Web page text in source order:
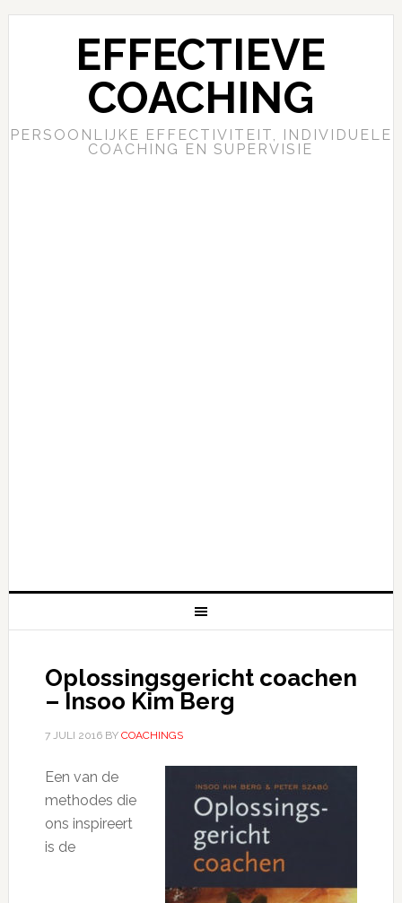
EFFECTIEVE
COACHING
PERSOONLIJKE EFFECTIVITEIT, INDIVIDUELE
COACHING EN SUPERVISIE
Oplossingsgericht coachen
– Insoo Kim Berg
7 JULI 2016BY COACHINGS
Een van de
methodes die
ons inspireert
is de